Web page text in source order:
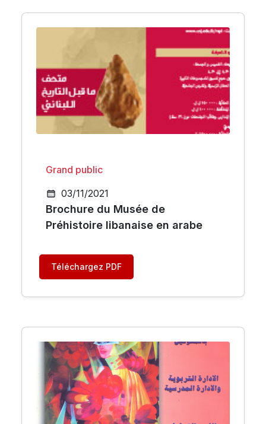
Grand public
03/11/2021
Brochure du Musée de
Préhistoire libanaise en arabe
Téléchargez PDF